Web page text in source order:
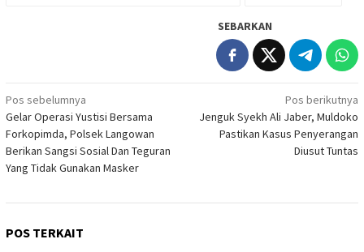
SEBARKAN
Navigasi
pos
Pos sebelumnya
Gelar Operasi Yustisi Bersama
Forkopimda, Polsek Langowan
Berikan Sangsi Sosial Dan Teguran
Yang Tidak Gunakan Masker
Pos berikutnya
Jenguk Syekh Ali Jaber, Muldoko
Pastikan Kasus Penyerangan
Diusut Tuntas
POS TERKAIT